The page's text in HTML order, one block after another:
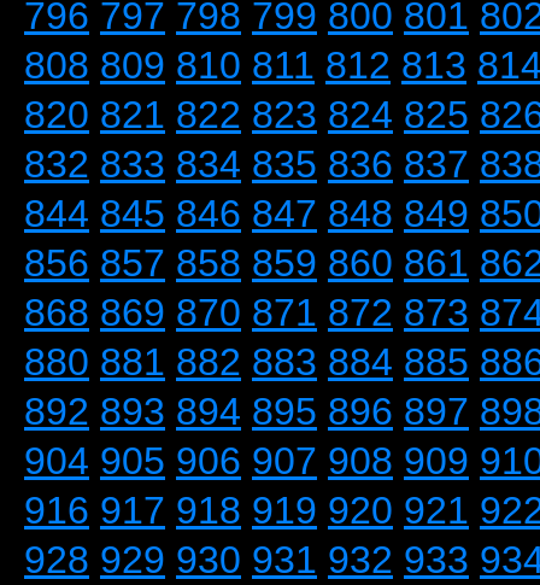
796 797 798 799 800 801
808 809 810 811 812 813
820 821 822 823 824 825
832 833 834 835 836 837
844 845 846 847 848 849
856 857 858 859 860 861
868 869 870 871 872 873
880 881 882 883 884 885
892 893 894 895 896 897
904 905 906 907 908 909
916 917 918 919 920 921
928 929 930 931 932 933